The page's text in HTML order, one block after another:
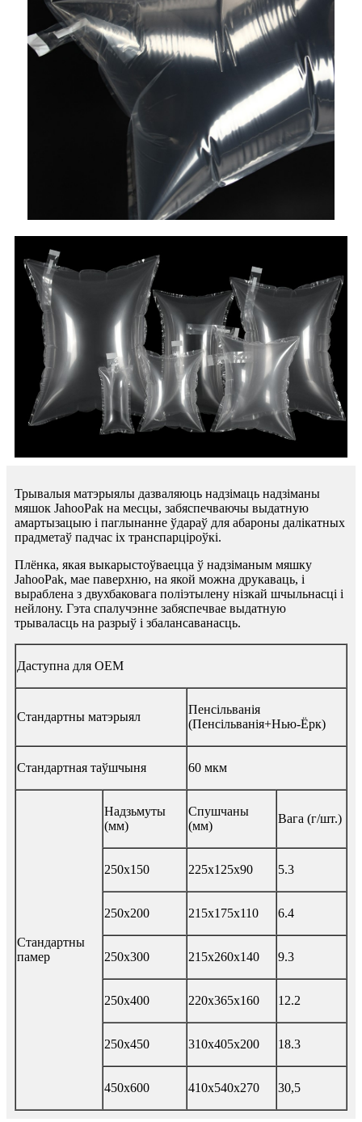
Трывалыя матэрыялы дазваляюць надзімаць надзіманы
мяшок JahooPak на месцы, забяспечваючы выдатную
амартызацыю і паглынанне ўдараў для абароны далікатных
прадметаў падчас іх транспарціроўкі.
Плёнка, якая выкарыстоўваецца ў надзіманым мяшку
JahooPak, мае паверхню, на якой можна друкаваць, і
выраблена з двухбаковага поліэтылену нізкай шчыльнасці і
нейлону. Гэта спалучэнне забяспечвае выдатную
трываласць на разрыў і збалансаванасць.
Даступна для OEM
Стандартны матэрыял
Пенсільванія
(Пенсільванія+Нью-Ёрк)
Стандартная таўшчыня 60 мкм
Стандартны
памер
Надзьмуты
(мм)
Спушчаны
(мм)
Вага (г/шт.)
250x150 225x125x90 5.3
250x200 215x175x110 6.4
250x300 215x260x140 9.3
250x400 220x365x160 12.2
250x450 310x405x200 18.3
450x600 410x540x270 30,5